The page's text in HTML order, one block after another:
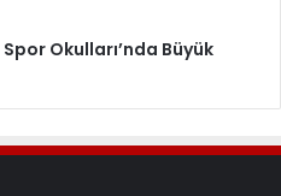
Okulları’nda Büyük